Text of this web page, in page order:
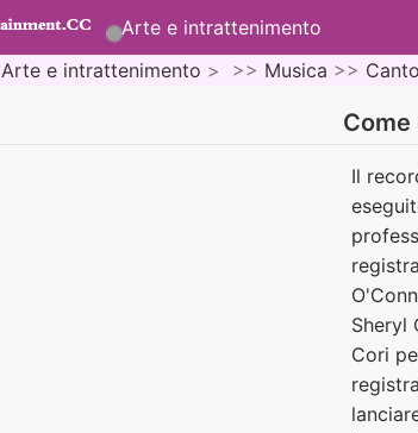
Arte e intrattenimento
Arte e intrattenimento > >> Musica >> Canto
Il
Sheryl
Cori